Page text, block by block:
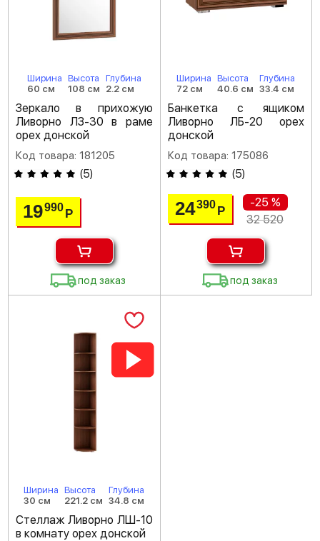
Ширина
60 см
Высота
108 см
Глубина
2.2 см
Зеркало в прихожую
Ливорно ЛЗ-30 в раме
орех донской
Код товара: 181205
(5)
19990Р
под заказ
Ширина
72 см
Высота
40.6 см
Глубина
33.4 см
Банкетка с ящиком
Ливорно ЛБ-20 орех
донской
Код товара: 175086
(5)
24390 Р
-25 %
32 520
под заказ
Ширина
30 см
Высота
221.2 см
Глубина
34.8 см
Стеллаж Ливорно ЛШ-10
в комнату орех донской